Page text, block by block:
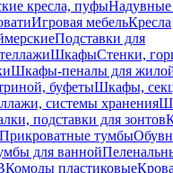
кресла, пуфыНадувные
Игровая мебельКресла
Подставки для
ШкафыСтенки,
Шкафы-пеналы для
буфетыШкафы,
системы хранения
подставки для зонтов
Прикроватные тумбы
для ванной
Комоды пластиковые